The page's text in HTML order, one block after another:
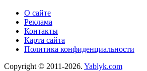
О сайте
Реклама
Контакты
Карта сайта
Политика конфиденциальности
Copyright © 2011-2026. Yablyk.сom